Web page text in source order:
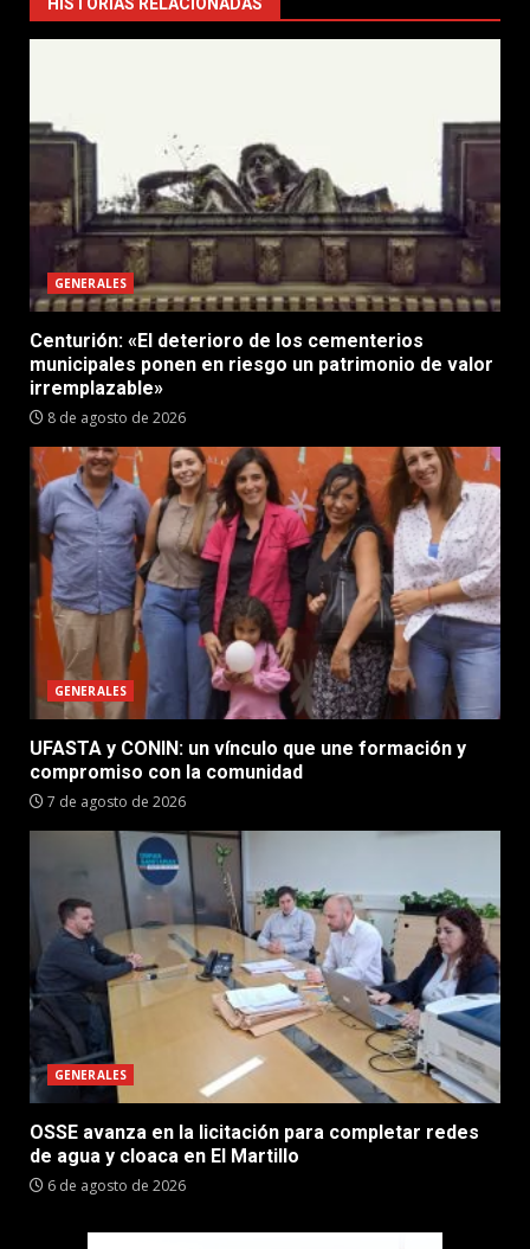
HISTORIAS RELACIONADAS
GENERALES
Centurión: «El deterioro de los cementerios
municipales ponen en riesgo un patrimonio de valor
irremplazable»
8 de agosto de 2026
GENERALES
UFASTA y CONIN: un vínculo que une formación y
compromiso con la comunidad
7 de agosto de 2026
GENERALES
OSSE avanza en la licitación para completar redes
de agua y cloaca en El Martillo
6 de agosto de 2026